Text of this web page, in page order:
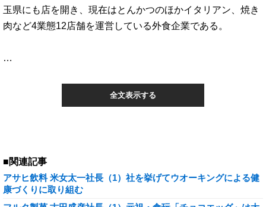
玉県にも店を開き、現在はとんかつのほかイタリアン、焼き
肉など4業態12店舗を運営している外食企業である。
…
全文表示する
■関連記事
アサヒ飲料 米女太一社長（1）社を挙げてウオーキングによる健
康づくりに取り組む